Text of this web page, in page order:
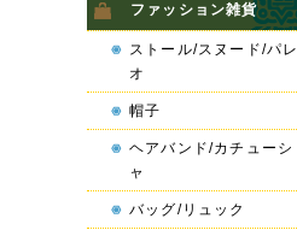
ファッション雑貨
ストール/スヌード/パレ
オ
帽子
ヘアバンド/カチューシ
ャ
バッグ/リュック